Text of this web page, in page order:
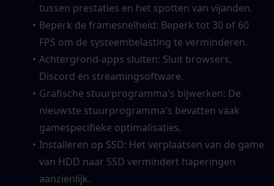
tussen prestaties en het spotten van vijanden.
Beperk de framesnelheid: Beperk tot 30 of 60
FPS om de systeembelasting te verminderen.
Achtergrond-apps sluiten: Sluit browsers,
Discord en streamingsoftware.
Grafische stuurprogramma's bijwerken: De
nieuwste stuurprogramma's bevatten vaak
gamespecifieke optimalisaties.
Installeren op SSD: Het verplaatsen van de game
van HDD naar SSD vermindert haperingen
aanzienlijk.